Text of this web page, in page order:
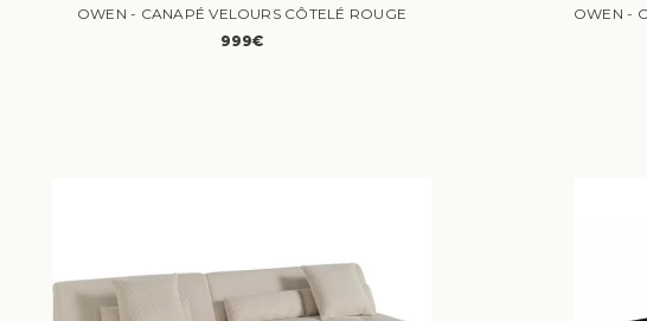
OWEN - CANAPÉ VELOURS CÔTELÉ ROUGE
999€